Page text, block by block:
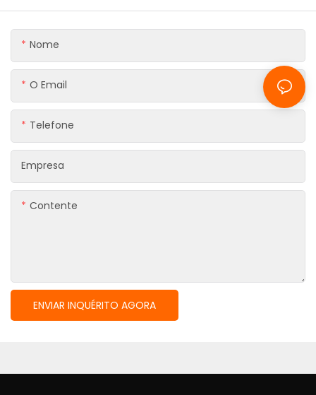
Nome
O Email
Telefone
Empresa
Contente
ENVIAR INQUÉRITO AGORA